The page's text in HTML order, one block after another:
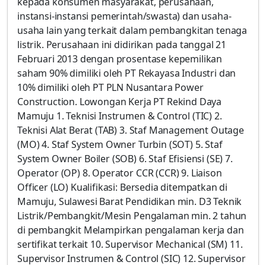
instansi-instansi pemerintah/swasta) dan usaha-
usaha lain yang terkait dalam pembangkitan tenaga
listrik. Perusahaan ini didirikan pada tanggal 21
Februari 2013 dengan prosentase kepemilikan
saham 90% dimiliki oleh PT Rekayasa Industri dan
10% dimiliki oleh PT PLN Nusantara Power
Construction. Lowongan Kerja PT Rekind Daya
Mamuju 1. Teknisi Instrumen & Control (TIC) 2.
Teknisi Alat Berat (TAB) 3. Staf Management Outage
(MO) 4. Staf System Owner Turbin (SOT) 5. Staf
System Owner Boiler (SOB) 6. Staf Efisiensi (SE) 7.
Operator (OP) 8. Operator CCR (CCR) 9. Liaison
Officer (LO) Kualifikasi: Bersedia ditempatkan di
Mamuju, Sulawesi Barat Pendidikan min. D3 Teknik
Listrik/Pembangkit/Mesin Pengalaman min. 2 tahun
di pembangkit Melampirkan pengalaman kerja dan
sertifikat terkait 10. Supervisor Mechanical (SM) 11.
Supervisor Instrumen & Control (SIC) 12. Supervisor